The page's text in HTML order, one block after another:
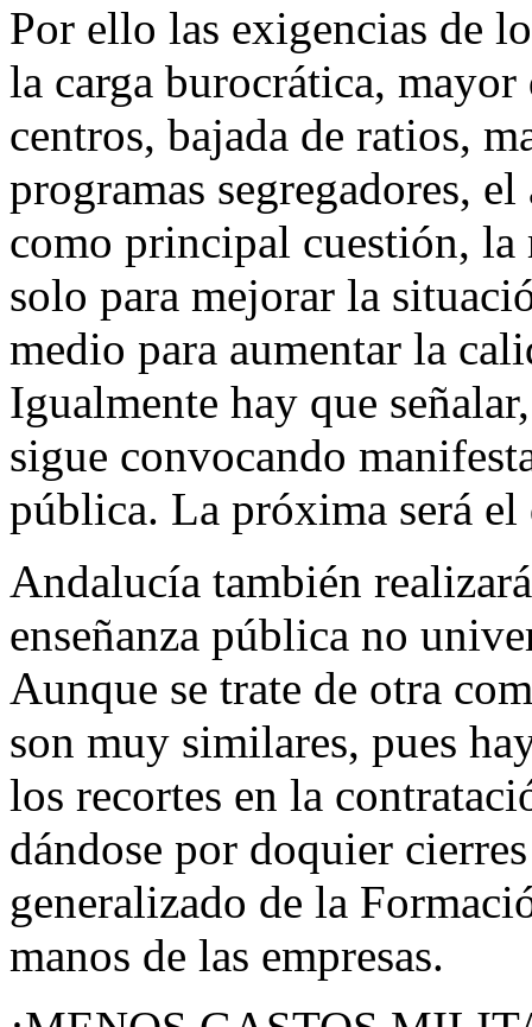
Por ello las exigencias de
la carga burocrática,
centros, bajada de ratios,
programas segregadores,
como principal cuestión, la
solo para mejorar la
medio para aumentar la
Igualmente hay que
sigue convocando
pública. La próxima será
Andalucía también
enseñanza pública no
Aunque se trate de otra
son muy similares, pues
los recortes en la
dándose por doquier
generalizado de la
manos de las empresas.